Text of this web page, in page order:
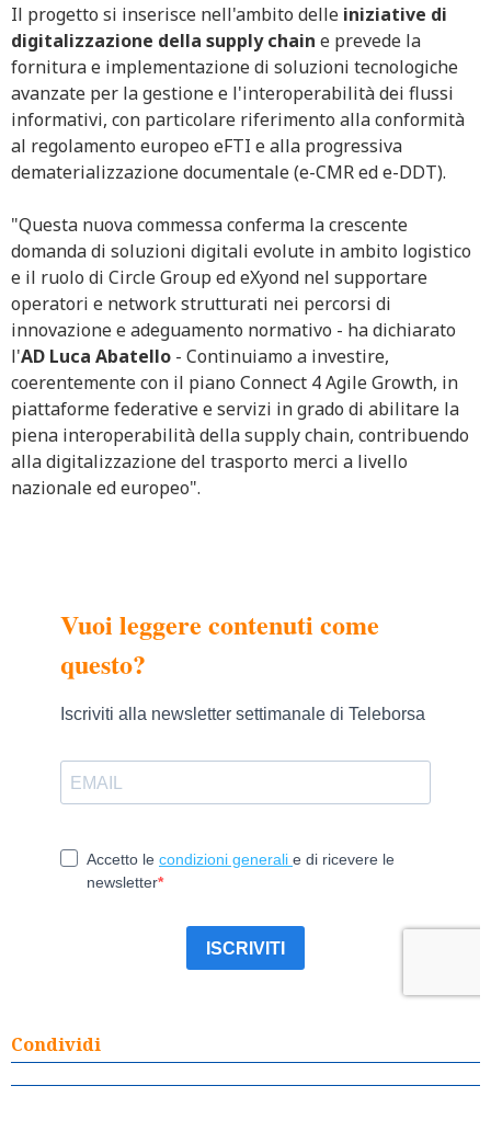
Il progetto si inserisce nell'ambito delle iniziative di
digitalizzazione della supply chain e prevede la
fornitura e implementazione di soluzioni tecnologiche
avanzate per la gestione e l'interoperabilità dei flussi
informativi, con particolare riferimento alla conformità
al regolamento europeo eFTI e alla progressiva
dematerializzazione documentale (e-CMR ed e-DDT).
"Questa nuova commessa conferma la crescente
domanda di soluzioni digitali evolute in ambito logistico
e il ruolo di Circle Group ed eXyond nel supportare
operatori e network strutturati nei percorsi di
innovazione e adeguamento normativo - ha dichiarato
l'AD Luca Abatello - Continuiamo a investire,
coerentemente con il piano Connect 4 Agile Growth, in
piattaforme federative e servizi in grado di abilitare la
piena interoperabilità della supply chain, contribuendo
alla digitalizzazione del trasporto merci a livello
nazionale ed europeo".
Condividi